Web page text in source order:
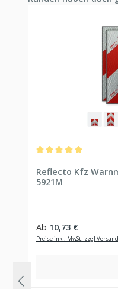
Reflecto Kfz
5921M
Regulärer Preis:
Ab 10,73 €
Preise inkl. MwSt. zzgl